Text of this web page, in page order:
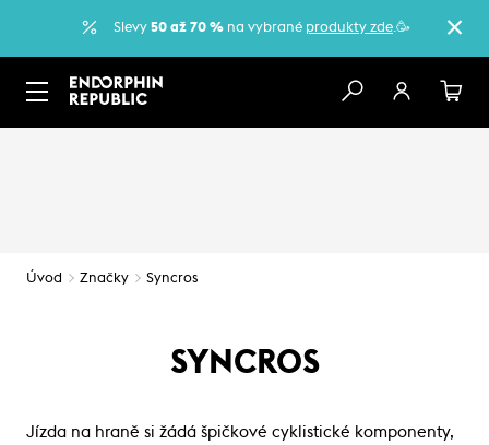
Slevy 50 až 70 % na vybrané produkty zde.🥳
Úvod Značky Syncros
SYNCROS
Jízda na hraně si žádá špičkové cyklistické komponenty,